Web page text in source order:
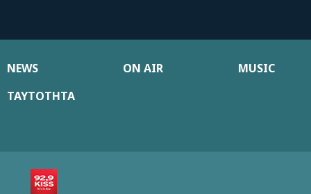
NEWS ON AIR
MUSIC
ΤΑΥΤΟΤΗΤΑ